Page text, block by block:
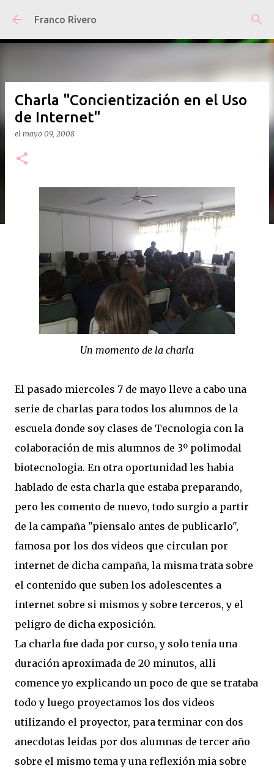
Ir al contenido principal
Franco Rivero
Charla "Concientización en el Uso
de Internet"
el mayo 09, 2008
Un momento de la charla
El pasado miercoles 7 de mayo lleve a cabo una
serie de charlas para todos los alumnos de la
escuela donde soy clases de Tecnologia con la
colaboración de mis alumnos de 3º polimodal
biotecnologia. En otra oportunidad les habia
hablado de esta charla que estaba preparando,
pero les comento de nuevo, todo surgio a partir
de la campaña "piensalo antes de publicarlo",
famosa por los dos videos que circulan por
internet de dicha campaña, la misma trata sobre
el contenido que suben los adolescentes a
internet sobre si mismos y sobre terceros, y el
peligro de dicha exposición.
La charla fue dada por curso, y solo tenia una
duración aproximada de 20 minutos, alli
comence yo explicando un poco de que se trataba
todo y luego proyectamos los dos videos
utilizando el proyector, para terminar con dos
anecdotas leidas por dos alumnas de tercer año
sobre el mismo tema y una reflexión mia sobre